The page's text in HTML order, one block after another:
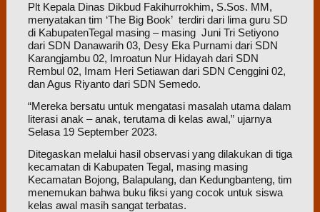
Plt Kepala Dinas Dikbud Fakihurrokhim, S.Sos. MM,
menyatakan tim ‘The Big Book’ terdiri dari lima guru SD
di KabupatenTegal masing – masing Juni Tri Setiyono
dari SDN Danawarih 03, Desy Eka Purnami dari SDN
Karangjambu 02, Imroatun Nur Hidayah dari SDN
Rembul 02, Imam Heri Setiawan dari SDN Cenggini 02,
dan Agus Riyanto dari SDN Semedo.
“Mereka bersatu untuk mengatasi masalah utama dalam
literasi anak – anak, terutama di kelas awal,” ujarnya
Selasa 19 September 2023.
Ditegaskan melalui hasil observasi yang dilakukan di tiga
kecamatan di Kabupaten Tegal, masing masing
Kecamatan Bojong, Balapulang, dan Kedungbanteng, tim
menemukan bahwa buku fiksi yang cocok untuk siswa
kelas awal masih sangat terbatas.